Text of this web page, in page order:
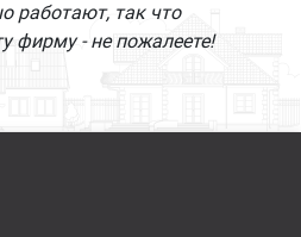
работают, так что
фирму - не пожалеете!